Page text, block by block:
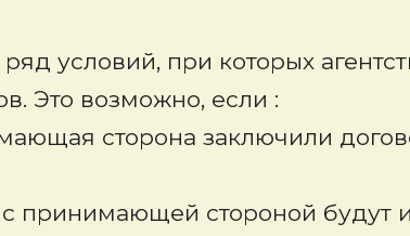
условий, при которых
Это возможно, если :
сторона заключили
принимающей стороной будут